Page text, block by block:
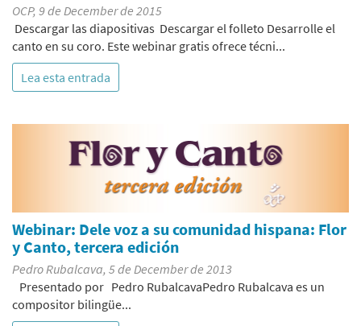
OCP, 9 de December de 2015
Descargar las diapositivas Descargar el folleto Desarrolle el
canto en su coro. Este webinar gratis ofrece técni...
Lea esta entrada
Webinar: Dele voz a su comunidad hispana: Flor
y Canto, tercera edición
Pedro Rubalcava, 5 de December de 2013
Presentado por Pedro RubalcavaPedro Rubalcava es un
compositor bilingüe...